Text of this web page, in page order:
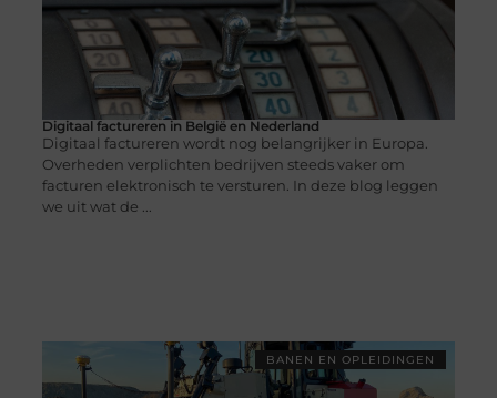
Digitaal factureren in België en Nederland
Digitaal factureren wordt nog belangrijker in Europa.
Overheden verplichten bedrijven steeds vaker om
facturen elektronisch te versturen. In deze blog leggen
we uit wat de ...
BANEN EN OPLEIDINGEN